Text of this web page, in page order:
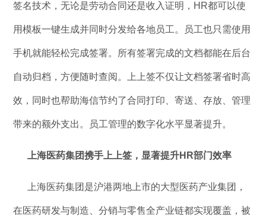
签名技术，无论是劳动合同还是收入证明，HR都可以使
用模板一键生成并同时分发给各地员工。员工也只需使用
手机就能轻松完成签署。所有签署完成的文档都能在后台
自动归档，方便随时查阅。上上签不仅让文档签署省时高
效，同时也帮助海信节约了合同打印、寄送、存放、管理
带来的额外支出。员工管理的数字化水平显著提升。
上海医药集团携手上上签，显著提升HR部门效率
上海医药集团是沪港两地上市的大型医药产业集团，
在医药研发与制造、分销与零售全产业链都实现覆盖，被